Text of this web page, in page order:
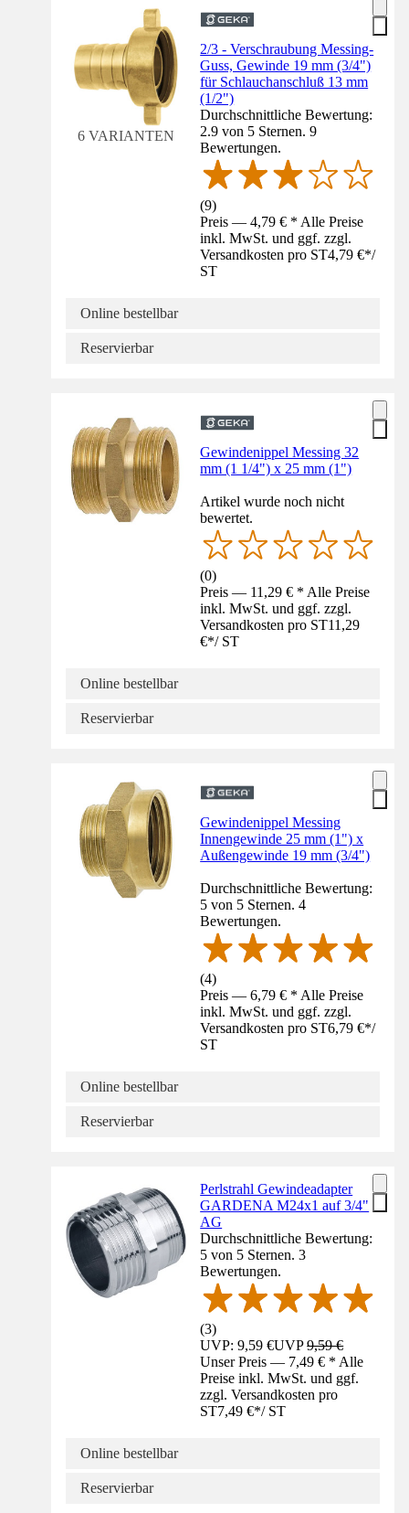
6 VARIANTEN
2/3 - Verschraubung Messing-
Guss, Gewinde 19 mm (3/4")
für Schlauchanschluß 13 mm
(1/2")
Durchschnittliche Bewertung:
2.9 von 5 Sternen. 9
Bewertungen.
(9)
Preis — 4,79 € * Alle Preise
inkl. MwSt. und ggf. zzgl.
Versandkosten pro ST4,79 €*/
ST
Online bestellbar
Reservierbar
Gewindenippel Messing 32
mm (1 1/4") x 25 mm (1")
Artikel wurde noch nicht
bewertet.
(0)
Preis — 11,29 € * Alle Preise
inkl. MwSt. und ggf. zzgl.
Versandkosten pro ST11,29
€*/ ST
Online bestellbar
Reservierbar
Gewindenippel Messing
Innengewinde 25 mm (1") x
Außengewinde 19 mm (3/4")
Durchschnittliche Bewertung:
5 von 5 Sternen. 4
Bewertungen.
(4)
Preis — 6,79 € * Alle Preise
inkl. MwSt. und ggf. zzgl.
Versandkosten pro ST6,79 €*/
ST
Online bestellbar
Reservierbar
Perlstrahl Gewindeadapter
GARDENA M24x1 auf 3/4"
AG
Durchschnittliche Bewertung:
5 von 5 Sternen. 3
Bewertungen.
(3)
UVP: 9,59 €UVP9,59 €
Unser Preis — 7,49 € * Alle
Preise inkl. MwSt. und ggf.
zzgl. Versandkosten pro
ST7,49 €*/ ST
Online bestellbar
Reservierbar